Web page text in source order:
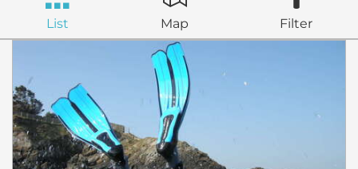
List Map Filter